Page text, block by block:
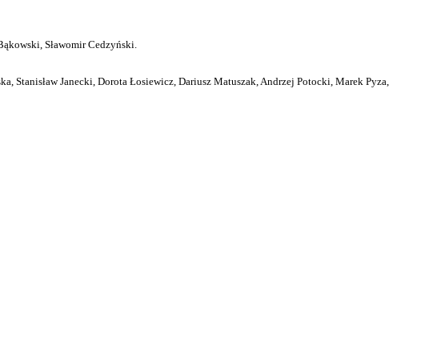
Sławomir Cedzyński.
Stanisław Janecki, Dorota Łosiewicz, Dariusz Matuszak, Andrzej Potocki, Marek Pyza,